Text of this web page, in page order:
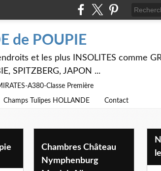
de POUPIE
et les plus INSOLITES comme
SPITZBERG, JAPON ...
A380-Classe Première
Champs Tulipes HOLLANDE Contact
Chambres Château
Nymphenburg
N'hésitez pas à